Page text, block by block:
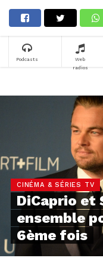
Podcasts
Web
radios
CINÉMA & SÉRIES TV
DiCaprio et
ensemble
6ème fois